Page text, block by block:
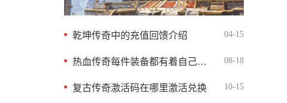
乾坤传奇中的充值回馈介绍 04-15
热血传奇每件装备都有着自己的特殊效果 08-18
复古传奇激活码在哪里激活兑换 10-15